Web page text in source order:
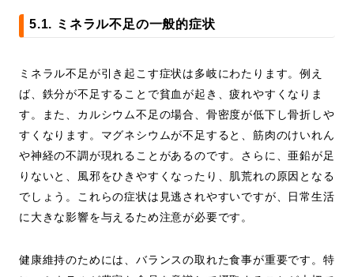
5.1. ミネラル不足の一般的症状
ミネラル不足が引き起こす症状は多岐にわたります。例え
ば、鉄分が不足することで貧血が起き、疲れやすくなりま
す。また、カルシウム不足の場合、骨密度が低下し骨折しや
すくなります。マグネシウムが不足すると、筋肉のけいれん
や神経の不調が現れることがあるのです。さらに、亜鉛が足
りないと、風邪をひきやすくなったり、肌荒れの原因となる
でしょう。これらの症状は見逃されやすいですが、日常生活
に大きな影響を与えるため注意が必要です。
健康維持のためには、バランスの取れた食事が重要です。特